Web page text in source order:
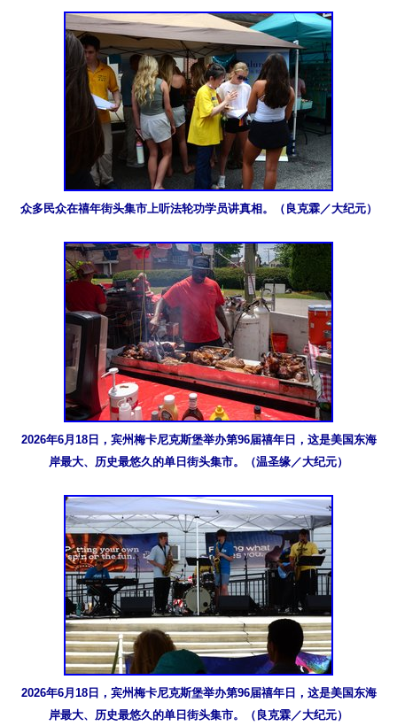
众多民众在禧年街头集市上听法轮功学员讲真相。（良克霖／大纪元）
2026年6月18日，宾州梅卡尼克斯堡举办第96届禧年日，这是美国东海
岸最大、历史最悠久的单日街头集市。（温圣缘／大纪元）
2026年6月18日，宾州梅卡尼克斯堡举办第96届禧年日，这是美国东海
岸最大、历史最悠久的单日街头集市。（良克霖／大纪元）